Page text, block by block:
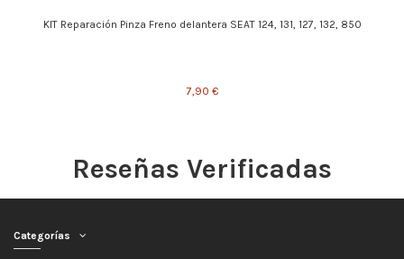
KIT Reparación Pinza Freno delantera SEAT 124, 131, 127, 132, 850
7,90 €
Reseñas Verificadas
Categorías